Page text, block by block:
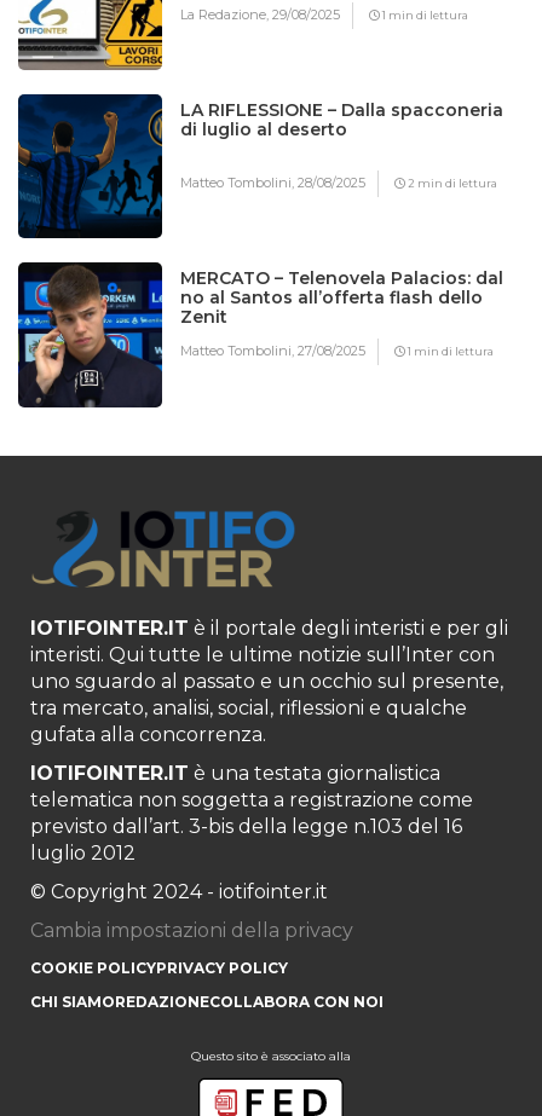
La Redazione,29/08/2025 1 min di lettura
LA RIFLESSIONE – Dalla spacconeria
di luglio al deserto
Matteo Tombolini,28/08/2025 2 min di lettura
MERCATO – Telenovela Palacios: dal
no al Santos all’offerta flash dello
Zenit
Matteo Tombolini,27/08/2025 1 min di lettura
IOTIFOINTER.IT è il portale degli interisti e per gli
interisti. Qui tutte le ultime notizie sull’Inter con
uno sguardo al passato e un occhio sul presente,
tra mercato, analisi, social, riflessioni e qualche
gufata alla concorrenza.
IOTIFOINTER.IT è una testata giornalistica
telematica non soggetta a registrazione come
previsto dall’art. 3-bis della legge n.103 del 16
luglio 2012
© Copyright 2024 - iotifointer.it
Cambia impostazioni della privacy
COOKIE POLICYPRIVACY POLICY
CHI SIAMOREDAZIONECOLLABORA CON NOI
Questo sito è associato alla